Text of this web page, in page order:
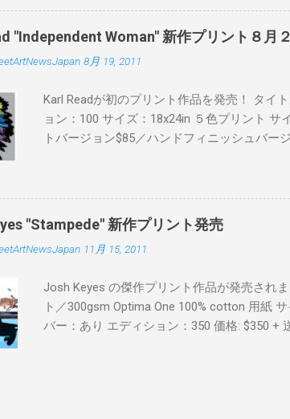
550mm 価格：¥16,000(¥17,280) 購入は、 こ
"Independent Woman" 新作プリント８月
8月 19, 2011
Karl Readが初のプリント作品を発売！ タイ
ョン：100 サイズ：18x24in ５色プリント
トバージョン$85／ハンドフィニッシュバー
"Stampede" 新作プリント発売
11月 15, 2011
Josh Keyes の傑作プリント作品が発売され
ト／300gsm Optima One 100% cotton 用紙
バー：あり エディション：350 価格: $350 +